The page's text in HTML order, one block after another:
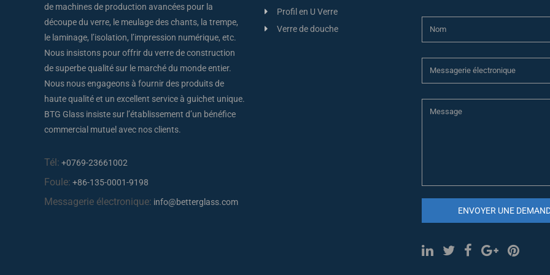
de machines de production avancées pour la
découpe du verre, le meulage des chants, la trempe,
le laminage, l’isolation, l’impression numérique, etc.
Nous insistons pour offrir du verre de construction
de superbe qualité sur le marché du monde entier.
Nous nous engageons à fournir des produits de
haute qualité et un excellent service à guichet unique.
BTG Glass insiste sur l’établissement d’un bénéfice
commercial mutuel avec nos clients.
Tél: +0769-23661002
Foule: +86-135-0001-9198
Messagerie électronique: info@betterglass.com
Profil en U Verre
Verre de douche
ENVOYER UNE